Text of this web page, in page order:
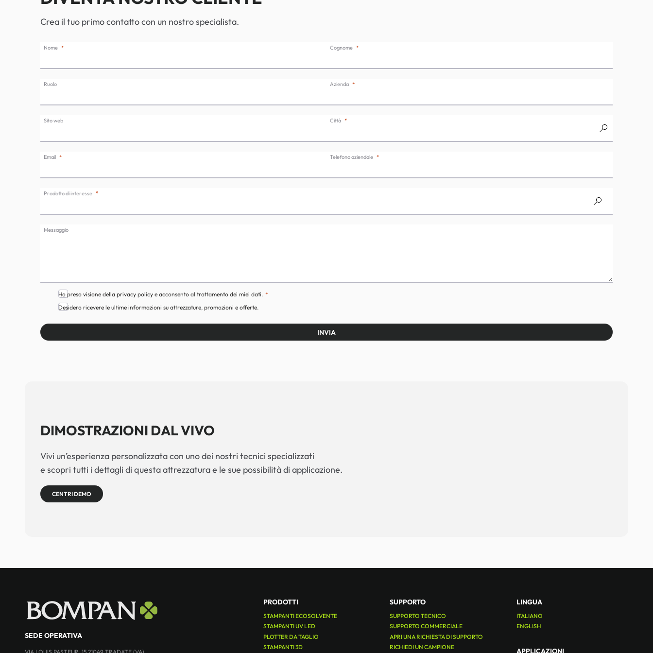
Crea il tuo primo contatto con un nostro specialista.
Nome
Ruolo
Sito web
Email
Cognome
Azienda
Città
Telefono aziendale
Prodotto di interesse
Messaggio
Ho preso visione della privacy policy e acconsento al trattamento dei miei dati.
Desidero ricevere le ultime informazioni su attrezzature, promozioni e offerte.
INVIA
DIMOSTRAZIONI DAL VIVO
Vivi un’esperienza personalizzata con uno dei nostri tecnici specializzati
e scopri tutti i dettagli di questa attrezzatura e le sue possibilità di applicazione.
CENTRI DEMO
SEDE OPERATIVA
PRODOTTI
STAMPANTI ECOSOLVENTE
STAMPANTI UV LED
PLOTTER DA TAGLIO
STAMPANTI 3D
SUPPORTO
SUPPORTO TECNICO
SUPPORTO COMMERCIALE
APRI UNA RICHIESTA DI SUPPORTO
RICHIEDI UN CAMPIONE
LINGUA
ITALIANO
ENGLISH
APPLICAZIONI